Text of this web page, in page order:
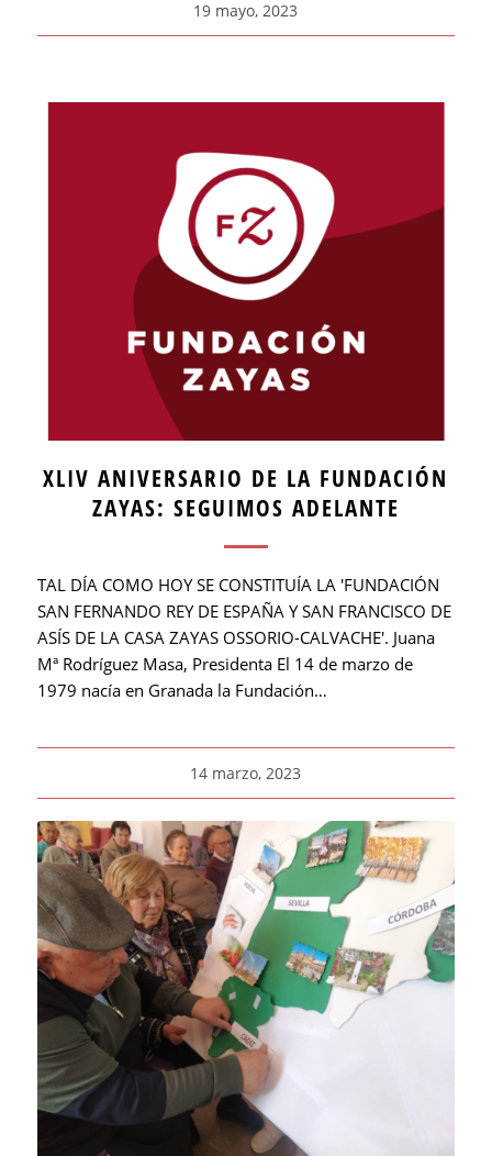
19 mayo, 2023
XLIV ANIVERSARIO DE LA FUNDACIÓN
ZAYAS: SEGUIMOS ADELANTE
TAL DÍA COMO HOY SE CONSTITUÍA LA 'FUNDACIÓN
SAN FERNANDO REY DE ESPAÑA Y SAN FRANCISCO DE
ASÍS DE LA CASA ZAYAS OSSORIO-CALVACHE'. Juana
Mª Rodríguez Masa, Presidenta El 14 de marzo de
1979 nacía en Granada la Fundación…
14 marzo, 2023